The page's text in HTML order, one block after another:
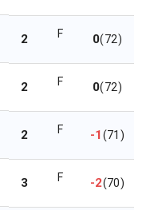
2 F 0(72)
2 F 0(72)
2 F -1(71)
3 F -2(70)